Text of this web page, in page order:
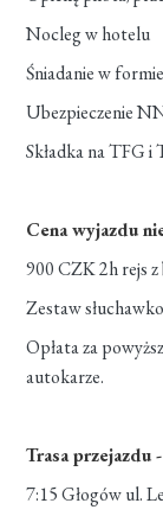
Nocleg w hotelu
Śniadanie w
Ubezpieczenie
Składka na TFG i
Cena wyjazdu
900 CZK 2h rejs
Zestaw
Opłata za
autokarze.
Trasa przejazdu
7:15 Głogów ul.